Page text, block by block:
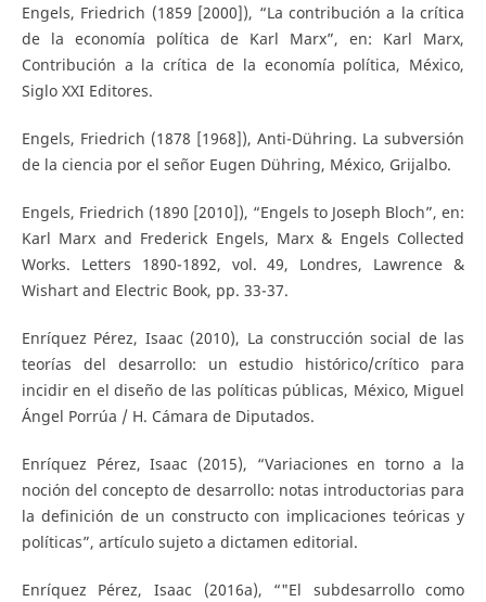
Engels, Friedrich (1859 [2000]), “La contribución a la crítica
de la economía política de Karl Marx”, en: Karl Marx,
Contribución a la crítica de la economía política, México,
Siglo XXI Editores.
Engels, Friedrich (1878 [1968]), Anti-Dühring. La subversión
de la ciencia por el señor Eugen Dühring, México, Grijalbo.
Engels, Friedrich (1890 [2010]), “Engels to Joseph Bloch”, en:
Karl Marx and Frederick Engels, Marx & Engels Collected
Works. Letters 1890-1892, vol. 49, Londres, Lawrence &
Wishart and Electric Book, pp. 33-37.
Enríquez Pérez, Isaac (2010), La construcción social de las
teorías del desarrollo: un estudio histórico/crítico para
incidir en el diseño de las políticas públicas, México, Miguel
Ángel Porrúa / H. Cámara de Diputados.
Enríquez Pérez, Isaac (2015), “Variaciones en torno a la
noción del concepto de desarrollo: notas introductorias para
la definición de un constructo con implicaciones teóricas y
políticas”, artículo sujeto a dictamen editorial.
Enríquez Pérez, Isaac (2016a), “"El subdesarrollo como